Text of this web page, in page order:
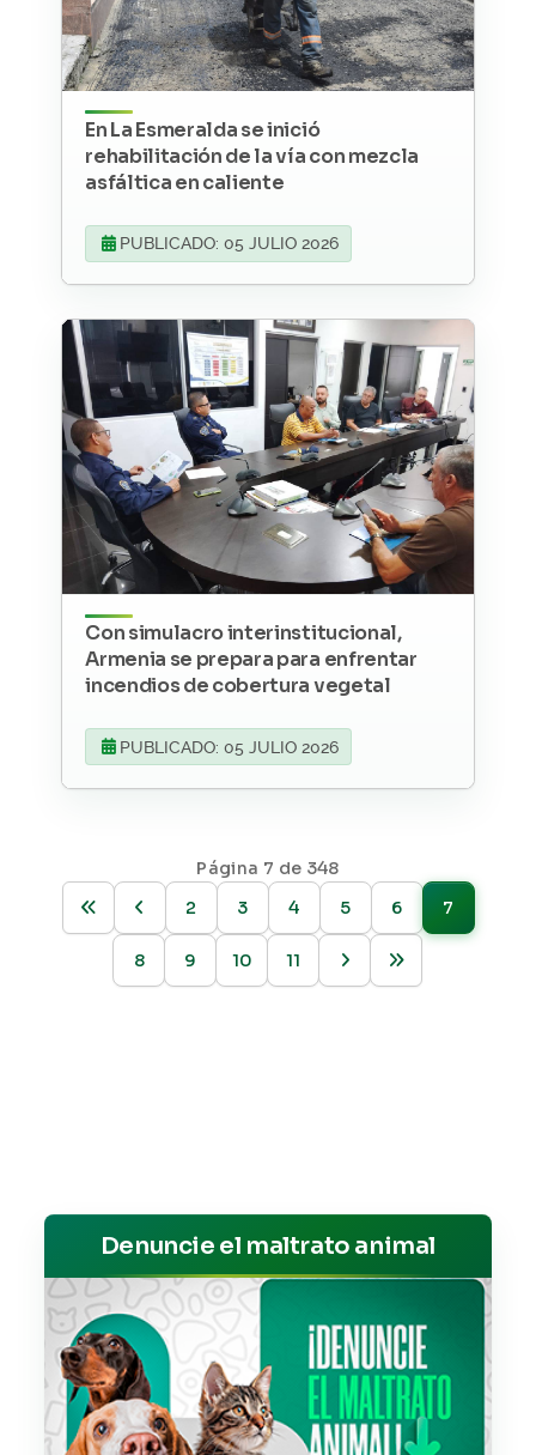
En La Esmeralda se inició
rehabilitación de la vía con mezcla
asfáltica en caliente
PUBLICADO: 05 JULIO 2026
Con simulacro interinstitucional,
Armenia se prepara para enfrentar
incendios de cobertura vegetal
PUBLICADO: 05 JULIO 2026
Página 7 de 348
2
3 4 5 6 7
8 9 10 11
Denuncie el maltrato animal